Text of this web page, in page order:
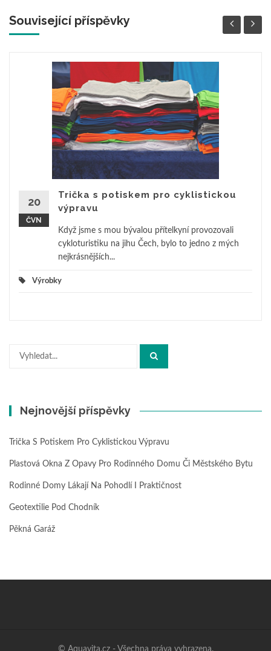
Související příspěvky
20
ČVN
Trička s potiskem pro cyklistickou
výpravu
Když jsme s mou bývalou přítelkyní provozovali
cykloturistiku na jihu Čech, bylo to jedno z mých
nejkrásnějších...
Výrobky
Nejnovější příspěvky
Trička S Potiskem Pro Cyklistickou Výpravu
Plastová Okna Z Opavy Pro Rodinného Domu Či Městského Bytu
Rodinné Domy Lákají Na Pohodlí I Praktičnost
Geotextilie Pod Chodník
Pěkná Garáž
© Aquavita.cz - Všechna práva vyhrazena.